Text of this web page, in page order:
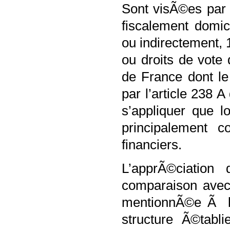
Sont visÃ©es par
fiscalement
ou indirectement,
ou droits de vote
de France dont
par l’article 238
s’appliquer que
principalement
financiers.
comparaison
mentionnÃ©e Ã
structure